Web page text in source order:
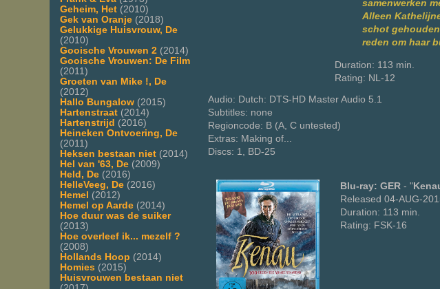
Geheim, Het (2010)
Gek van Oranje (2018)
Gelukkige Huisvrouw, De
(2010)
Gooische Vrouwen 2 (2014)
Gooische Vrouwen: De Film
(2011)
Groeten van Mike !, De
(2012)
Hallo Bungalow (2015)
Hartenstraat (2014)
Hartenstrijd (2016)
Heineken Ontvoering, De
(2011)
Heksen bestaan niet (2014)
Hel van '63, De (2009)
Held, De (2016)
HelleVeeg, De (2016)
Hemel (2012)
Hemel op Aarde (2014)
Hoe duur was de suiker
(2013)
Hoe overleef ik... mezelf ?
(2008)
Hollands Hoop (2014)
Homies (2015)
Huisvrouwen bestaan niet
samenwerken
Alleen
schot
reden om haar
Duration: 113 min.
Rating: NL-12
Audio: Dutch: DTS-HD Master Audio 5.1
Subtitles: none
Regioncode: B (A, C untested)
Extras: Making of...
Discs: 1, BD-25
Blu-ray: GER - "
Released 04-AUG-
Duration: 113 min.
Rating: FSK-16